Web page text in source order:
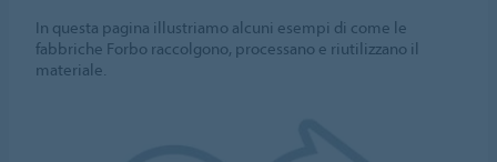
In questa pagina illustriamo alcuni esempi di come le
fabbriche Forbo raccolgono, processano e riutilizzano il
materiale.